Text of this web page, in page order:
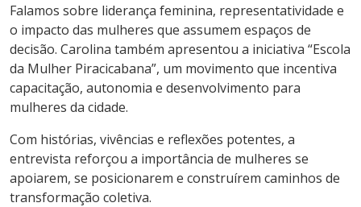
Falamos sobre liderança feminina, representatividade e
o impacto das mulheres que assumem espaços de
decisão. Carolina também apresentou a iniciativa “Escola
da Mulher Piracicabana”, um movimento que incentiva
capacitação, autonomia e desenvolvimento para
mulheres da cidade.
Com histórias, vivências e reflexões potentes, a
entrevista reforçou a importância de mulheres se
apoiarem, se posicionarem e construírem caminhos de
transformação coletiva.